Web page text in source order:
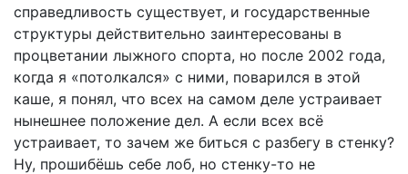
справедливость существует, и государственные
структуры действительно заинтересованы в
процветании лыжного спорта, но после 2002 года,
когда я «потолкался» с ними, поварился в этой
каше, я понял, что всех на самом деле устраивает
нынешнее положение дел. А если всех всё
устраивает, то зачем же биться с разбегу в стенку?
Ну, прошибёшь себе лоб, но стенку-то не